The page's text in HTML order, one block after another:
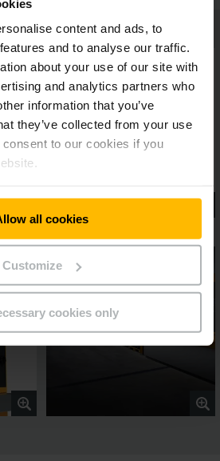
content and ads, to
and to analyse our traffic.
about your use of our site with
and analytics partners who
information that you’ve
they’ve collected from your use
to our cookies if you
all cookies
Customize
cookies only